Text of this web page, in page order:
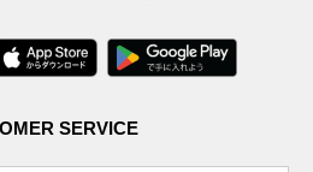
SERVICE